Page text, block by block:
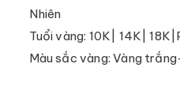
Nhiên
Tuổi vàng: 10K| 14K|
Màu sắc vàng: Vàng